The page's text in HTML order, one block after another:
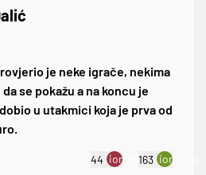
je neke igrače, nekima
se pokažu a na koncu je
u utakmici koja je prva od
44 ion:minus
163 ion:plus